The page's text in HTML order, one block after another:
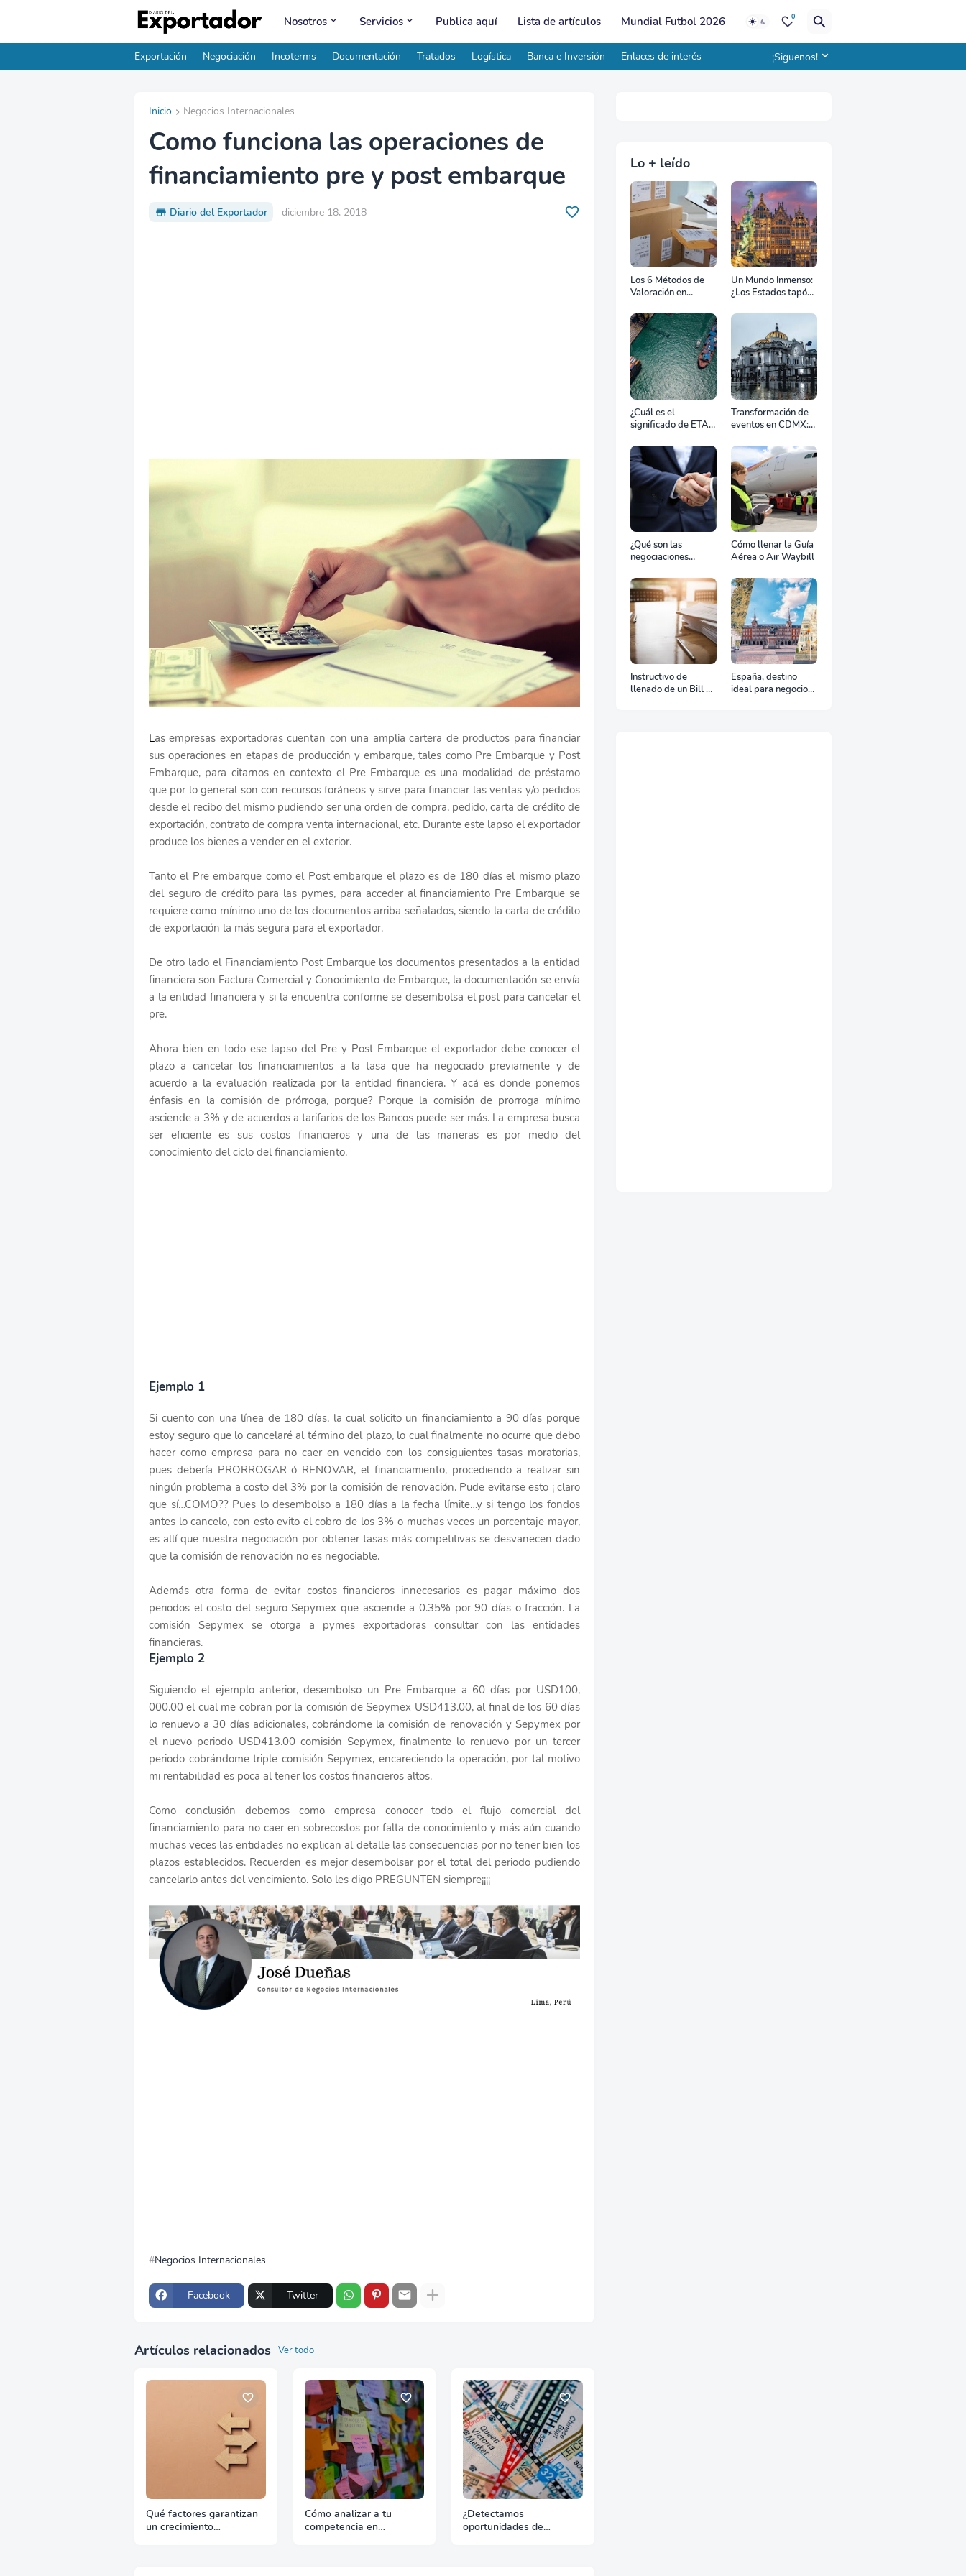
Nosotros Servicios Publica aquí Lista de artículos Mundial Futbol 2026 0
Exportación Negociación Incoterms Documentación Tratados Logística Banca e Inversión Enlaces de interés ¡Siguenos!
Inicio Negocios Internacionales
Como funciona las operaciones de
financiamiento pre y post embarque
Diario del Exportador diciembre 18, 2018
Las empresas exportadoras cuentan con una amplia cartera de productos para financiar
sus operaciones en etapas de producción y embarque, tales como Pre Embarque y Post
Embarque, para citarnos en contexto el Pre Embarque es una modalidad de préstamo
que por lo general son con recursos foráneos y sirve para financiar las ventas y/o pedidos
desde el recibo del mismo pudiendo ser una orden de compra, pedido, carta de crédito de
exportación, contrato de compra venta internacional, etc. Durante este lapso el exportador
produce los bienes a vender en el exterior.
Tanto el Pre embarque como el Post embarque el plazo es de 180 días el mismo plazo
del seguro de crédito para las pymes, para acceder al financiamiento Pre Embarque se
requiere como mínimo uno de los documentos arriba señalados, siendo la carta de crédito
de exportación la más segura para el exportador.
De otro lado el Financiamiento Post Embarque los documentos presentados a la entidad
financiera son Factura Comercial y Conocimiento de Embarque, la documentación se envía
a la entidad financiera y si la encuentra conforme se desembolsa el post para cancelar el
pre.
Ahora bien en todo ese lapso del Pre y Post Embarque el exportador debe conocer el
plazo a cancelar los financiamientos a la tasa que ha negociado previamente y de
acuerdo a la evaluación realizada por la entidad financiera. Y acá es donde ponemos
énfasis en la comisión de prórroga, porque? Porque la comisión de prorroga mínimo
asciende a 3% y de acuerdos a tarifarios de los Bancos puede ser más. La empresa busca
ser eficiente es sus costos financieros y una de las maneras es por medio del
conocimiento del ciclo del financiamiento.
Ejemplo 1
Si cuento con una línea de 180 días, la cual solicito un financiamiento a 90 días porque
estoy seguro que lo cancelaré al término del plazo, lo cual finalmente no ocurre que debo
hacer como empresa para no caer en vencido con los consiguientes tasas moratorias,
pues debería PRORROGAR ó RENOVAR, el financiamiento, procediendo a realizar sin
ningún problema a costo del 3% por la comisión de renovación. Pude evitarse esto ¡ claro
que sí…COMO?? Pues lo desembolso a 180 días a la fecha límite…y si tengo los fondos
antes lo cancelo, con esto evito el cobro de los 3% o muchas veces un porcentaje mayor,
es allí que nuestra negociación por obtener tasas más competitivas se desvanecen dado
que la comisión de renovación no es negociable.
Además otra forma de evitar costos financieros innecesarios es pagar máximo dos
periodos el costo del seguro Sepymex que asciende a 0.35% por 90 días o fracción. La
comisión Sepymex se otorga a pymes exportadoras consultar con las entidades
financieras.
Ejemplo 2
Siguiendo el ejemplo anterior, desembolso un Pre Embarque a 60 días por USD100,
000.00 el cual me cobran por la comisión de Sepymex USD413.00, al final de los 60 días
lo renuevo a 30 días adicionales, cobrándome la comisión de renovación y Sepymex por
el nuevo periodo USD413.00 comisión Sepymex, finalmente lo renuevo por un tercer
periodo cobrándome triple comisión Sepymex, encareciendo la operación, por tal motivo
mi rentabilidad es poca al tener los costos financieros altos.
Como conclusión debemos como empresa conocer todo el flujo comercial del
financiamiento para no caer en sobrecostos por falta de conocimiento y más aún cuando
muchas veces las entidades no explican al detalle las consecuencias por no tener bien los
plazos establecidos. Recuerden es mejor desembolsar por el total del periodo pudiendo
cancelarlo antes del vencimiento. Solo les digo PREGUNTEN siempre¡¡¡¡
Negocios Internacionales
Facebook Twitter
Artículos relacionados Ver todo
Qué factores garantizan
un crecimiento
Cómo analizar a tu
competencia en
¿Detectamos
oportunidades de
Lo + leído
Los 6 Métodos de
Valoración en
Un Mundo Inmenso:
¿Los Estados tapón,
o zona de combate?
¿Cuál es el
significado de ETA,
el transporte
marítimo?
Transformación de
eventos en CDMX:
profesional de
equipos define el
éxito de tu
celebración
¿Qué son las
negociaciones
Cómo llenar la Guía
Aérea o Air Waybill
Instructivo de
llenado de un Bill of
España, destino
ideal para negocios